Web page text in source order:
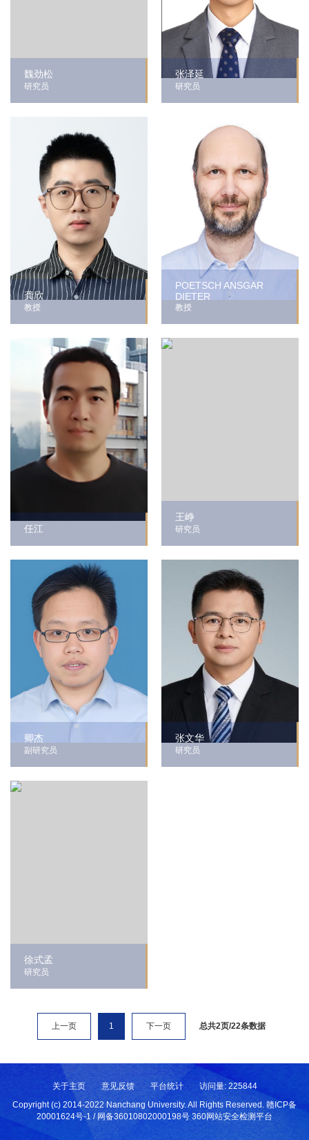
魏劲松
研究员
张泽延
研究员
龚欣
教授
POETSCH ANSGAR
DIETER
教授
任江
王峥
研究员
卿杰
副研究员
张文华
研究员
徐式孟
研究员
上一页 1 下一页 总共2页/22条数据
关于主页 意见反馈 平台统计 访问量: 225844
Copyright (c) 2014-2022 Nanchang University. All Rights Reserved. 赣ICP备
20001624号-1 / 网备36010802000198号 360网站安全检测平台